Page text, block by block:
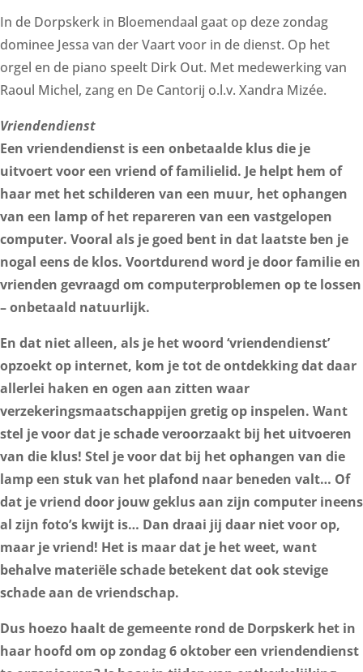
In de Dorpskerk in Bloemendaal gaat op deze zondag
dominee Jessa van der Vaart voor in de dienst. Op het
orgel en de piano speelt Dirk Out. Met medewerking van
Raoul Michel, zang en De Cantorij o.l.v. Xandra Mizée.
Vriendendienst
Een vriendendienst is een onbetaalde klus die je
uitvoert voor een vriend of familielid. Je helpt hem of
haar met het schilderen van een muur, het ophangen
van een lamp of het repareren van een vastgelopen
computer. Vooral als je goed bent in dat laatste ben je
nogal eens de klos. Voortdurend word je door familie en
vrienden gevraagd om computerproblemen op te lossen
– onbetaald natuurlijk.
En dat niet alleen, als je het woord ‘vriendendienst’
opzoekt op internet, kom je tot de ontdekking dat daar
allerlei haken en ogen aan zitten waar
verzekeringsmaatschappijen gretig op inspelen. Want
stel je voor dat je schade veroorzaakt bij het uitvoeren
van die klus! Stel je voor dat bij het ophangen van die
lamp een stuk van het plafond naar beneden valt… Of
dat je vriend door jouw geklus aan zijn computer ineens
al zijn foto’s kwijt is… Dan draai jij daar niet voor op,
maar je vriend! Het is maar dat je het weet, want
behalve materiële schade betekent dat ook stevige
schade aan de vriendschap.
Dus hoezo haalt de gemeente rond de Dorpskerk het in
haar hoofd om op zondag 6 oktober een vriendendienst